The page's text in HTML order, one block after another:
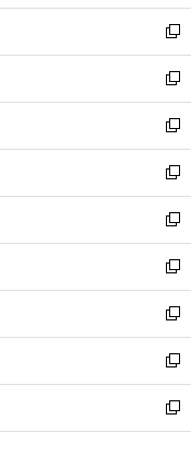
ウ
ィ
ン
ド
ウ
で
開
く
し
い
ウ
ィ
ン
ド
ウ
で
開
く
新
し
い
ウ
ィ
ン
ド
ウ
で
開
く
新
し
い
ウ
ィ
ン
ド
ウ
で
開
く
新
し
い
ウ
ィ
ン
ド
ウ
で
開
く
新
し
い
ウ
ィ
ン
ド
ウ
で
開
く
新
し
い
ウ
ィ
ン
ド
ウ
で
開
新
し
い
ウ
ィ
ン
ド
ウ
新
し
い
ウ
ィ
ン
新
し
い
ウ
新
し